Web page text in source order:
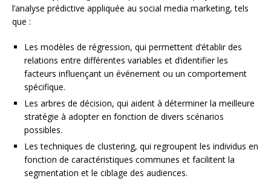
l’analyse prédictive appliquée au social media marketing, tels
que :
Les modèles de régression, qui permettent d’établir des
relations entre différentes variables et d’identifier les
facteurs influençant un événement ou un comportement
spécifique.
Les arbres de décision, qui aident à déterminer la meilleure
stratégie à adopter en fonction de divers scénarios
possibles.
Les techniques de clustering, qui regroupent les individus en
fonction de caractéristiques communes et facilitent la
segmentation et le ciblage des audiences.